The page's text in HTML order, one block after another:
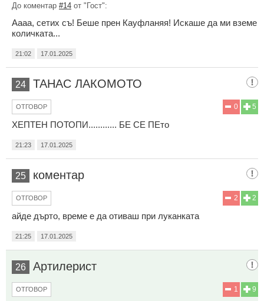
До коментар #14 от "Гост":
Аааа, сетих съ! Беше прен Кауфланяя! Искаше да ми вземе
количката...
21:02 17.01.2025
24 ТАНАС ЛАКОМОТО
5
0
ОТГОВОР
ХЕПТЕН ПОТОПИ............ БЕ СЕ ПЕто
21:23 17.01.2025
25 коментар
2
2
ОТГОВОР
айде дърто, време е да отиваш при луканката
21:25 17.01.2025
26 Артилерист
9
1
ОТГОВОР